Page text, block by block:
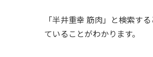
「半井重幸 筋肉」と検索す
ていることがわかります。